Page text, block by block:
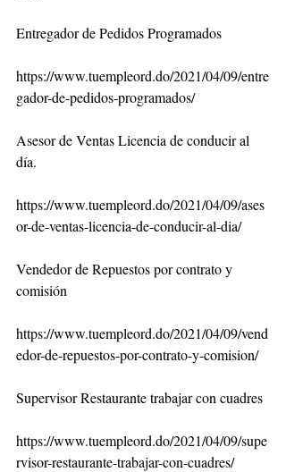
Entregador de Pedidos Programados
https://www.tuempleord.do/2021/04/09/entre
gador-de-pedidos-programados/
Asesor de Ventas Licencia de conducir al
día.
https://www.tuempleord.do/2021/04/09/ases
or-de-ventas-licencia-de-conducir-al-dia/
Vendedor de Repuestos por contrato y
comisión
https://www.tuempleord.do/2021/04/09/vend
edor-de-repuestos-por-contrato-y-comision/
Supervisor Restaurante trabajar con cuadres
https://www.tuempleord.do/2021/04/09/supe
rvisor-restaurante-trabajar-con-cuadres/